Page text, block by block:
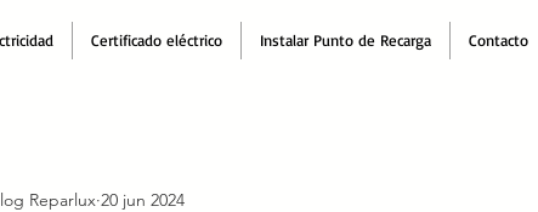
Certificado eléctrico Instalar Punto de Recarga Contacto
Reparlux 20 jun 2024